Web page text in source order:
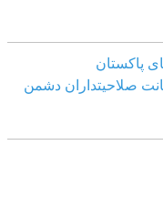
پاکستان
صلاحیتداران دشمن